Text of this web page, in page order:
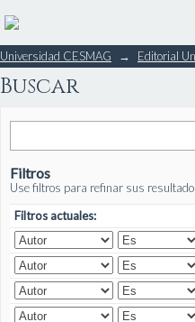
Buscar
Universidad CESMAG → Editorial
Buscar
Filtros
Use filtros para refinar sus
Filtros actuales: